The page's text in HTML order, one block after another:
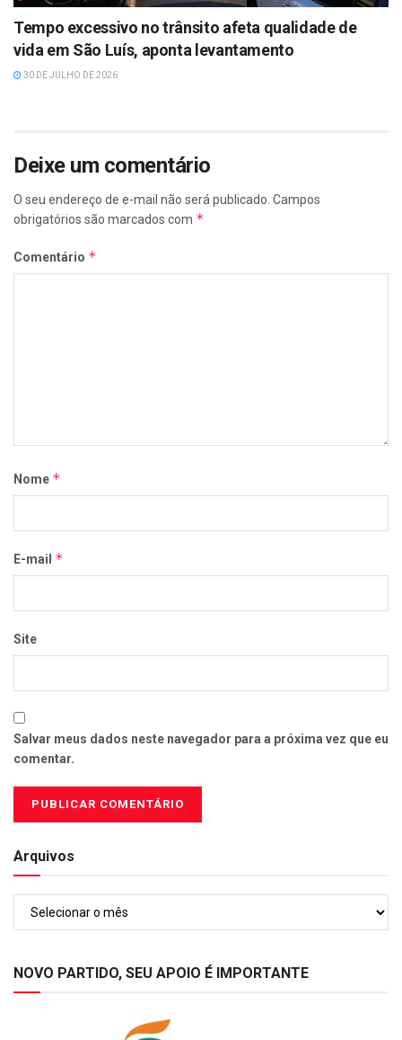
Tempo excessivo no trânsito afeta qualidade de
vida em São Luís, aponta levantamento
30 DE JULHO DE 2026
Deixe um comentário
O seu endereço de e-mail não será publicado. Campos
obrigatórios são marcados com *
Comentário *
Nome *
E-mail *
Site
Salvar meus dados neste navegador para a próxima vez que eu
comentar.
Arquivos
Arquivos
NOVO PARTIDO, SEU APOIO É IMPORTANTE